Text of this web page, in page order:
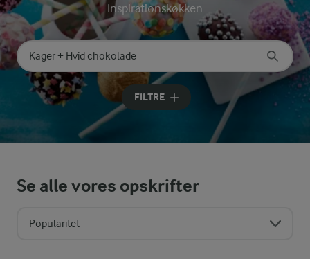
Inspirationskøkken
Søg på kategori
Indtast søgeord for at søge
FILTRE
Se alle vores opskrifter
Popularitet